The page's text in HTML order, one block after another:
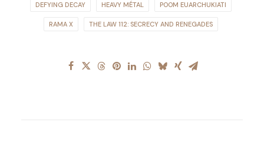
DEFYING DECAY HEAVY MÉTAL POOM EUARCHUKIATI
RAMA X THE LAW 112: SECRECY AND RENEGADES